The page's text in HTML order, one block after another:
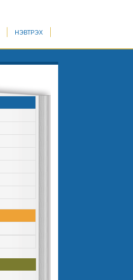
НЭВТРЭХ